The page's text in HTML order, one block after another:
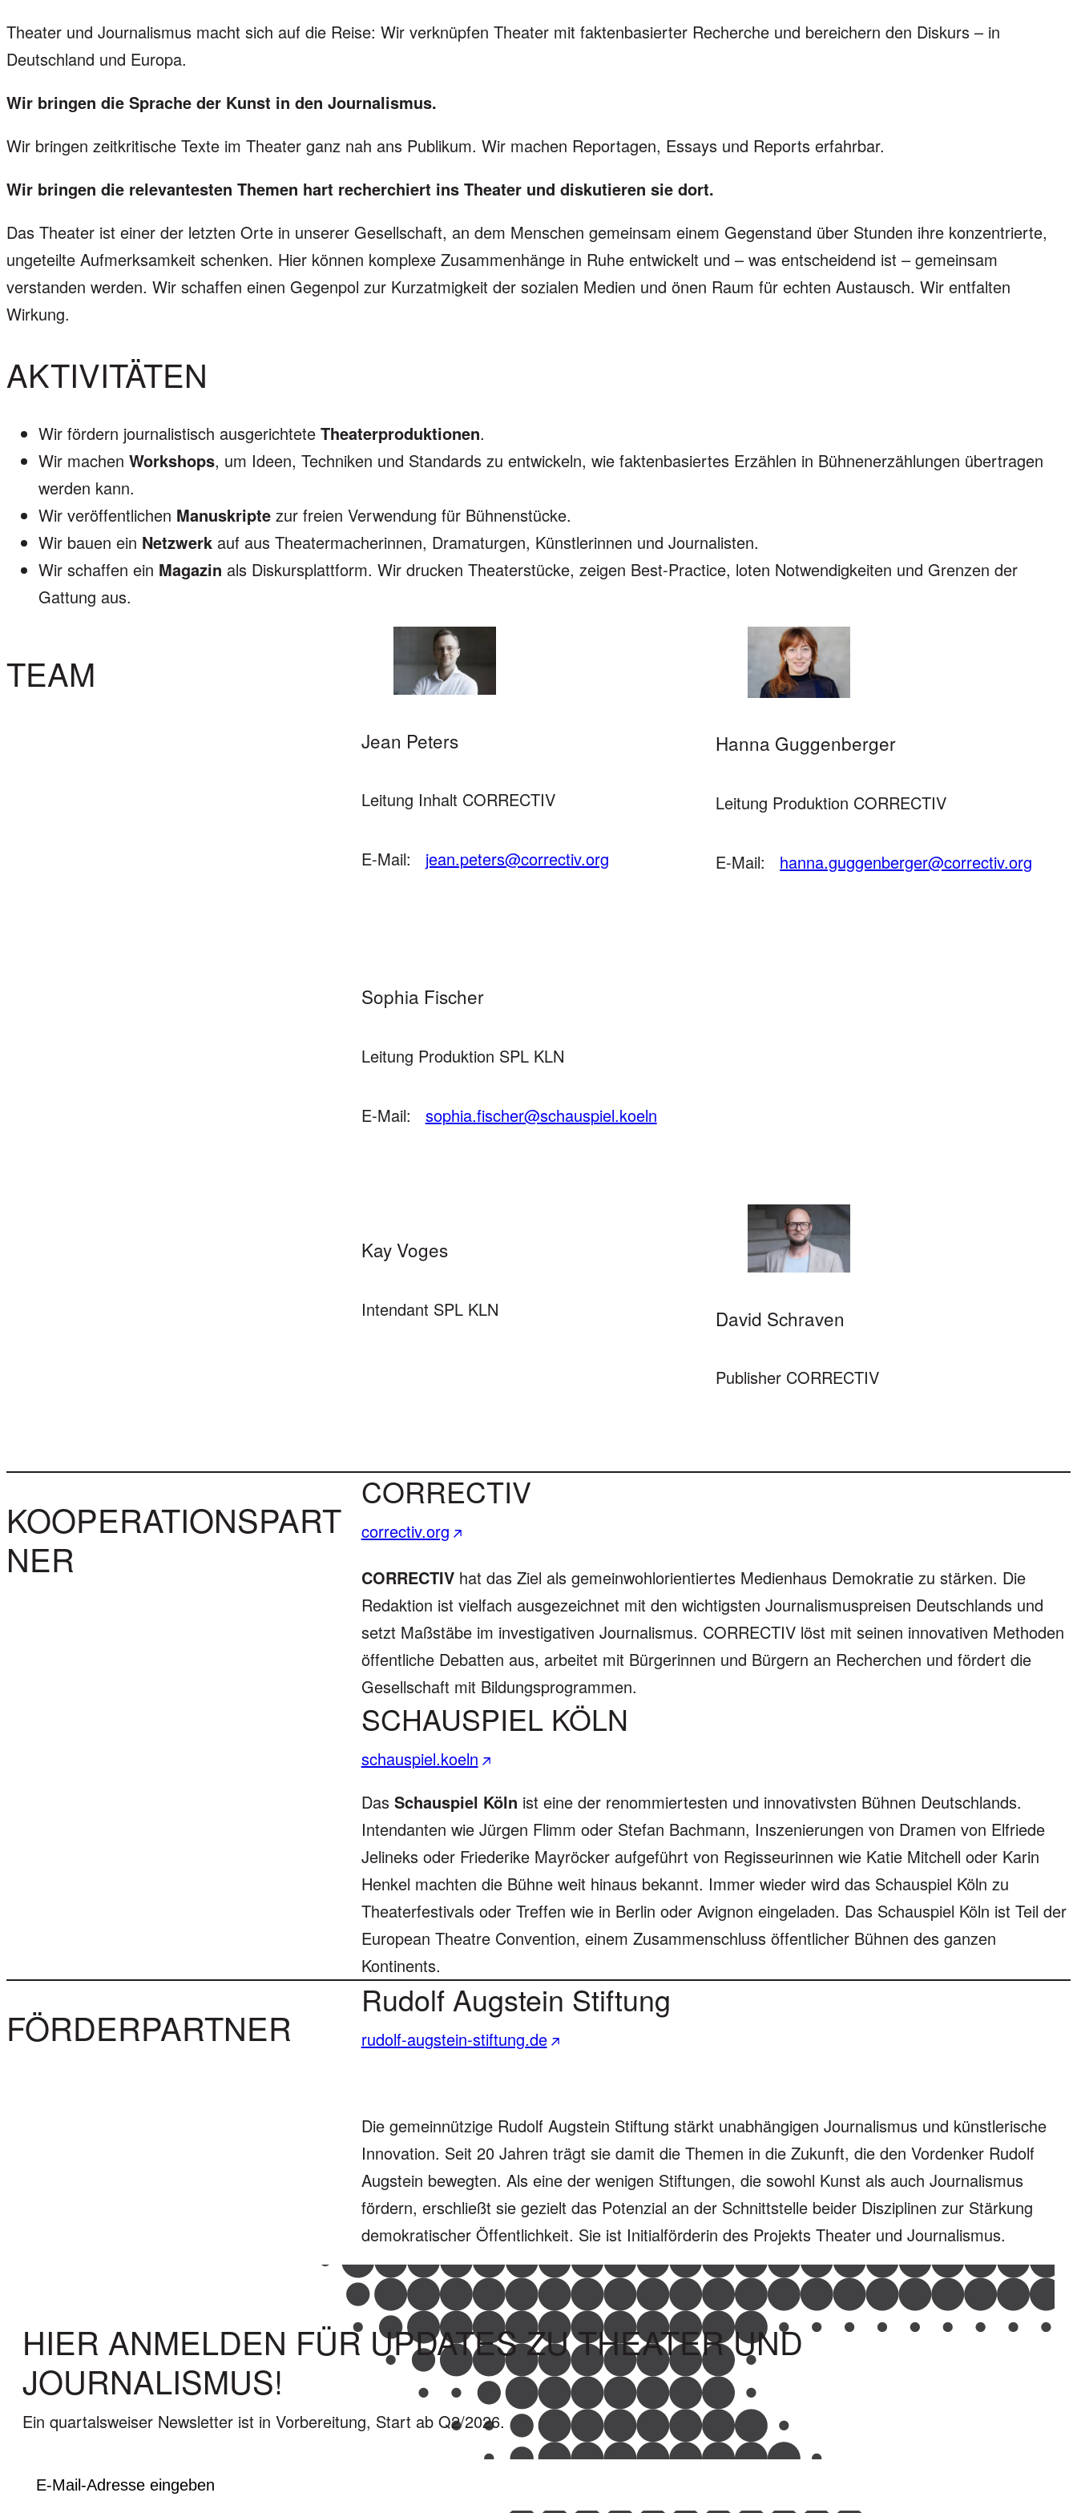
Theater und Journalismus macht sich auf die Reise: Wir verknüpfen Theater mit faktenbasierter Recherche und bereichern den Diskurs – in
Deutschland und Europa.
Wir bringen die Sprache der Kunst in den Journalismus.
Wir bringen zeitkritische Texte im Theater ganz nah ans Publikum. Wir machen Reportagen, Essays und Reports erfahrbar.
Wir bringen die relevantesten Themen hart recherchiert ins Theater und diskutieren sie dort.
Das Theater ist einer der letzten Orte in unserer Gesellschaft, an dem Menschen gemeinsam einem Gegenstand über Stunden ihre konzentrierte,
ungeteilte Aufmerksamkeit schenken. Hier können komplexe Zusammenhänge in Ruhe entwickelt und – was entscheidend ist – gemeinsam
verstanden werden. Wir schaffen einen Gegenpol zur Kurzatmigkeit der sozialen Medien und önen Raum für echten Austausch. Wir entfalten
Wirkung.
AKTIVITÄTEN
Wir fördern journalistisch ausgerichtete Theaterproduktionen.
Wir machen Workshops, um Ideen, Techniken und Standards zu entwickeln, wie faktenbasiertes Erzählen in Bühnenerzählungen übertragen
werden kann.
Wir veröffentlichen Manuskripte zur freien Verwendung für Bühnenstücke.
Wir bauen ein Netzwerk auf aus Theatermacherinnen, Dramaturgen, Künstlerinnen und Journalisten.
Wir schaffen ein Magazin als Diskursplattform. Wir drucken Theaterstücke, zeigen Best-Practice, loten Notwendigkeiten und Grenzen der
Gattung aus.
TEAM
Jean Peters
Leitung Inhalt CORRECTIV
E-Mail: jean.peters@correctiv.org
Hanna Guggenberger
Leitung Produktion CORRECTIV
E-Mail: hanna.guggenberger@correctiv.org
Sophia Fischer
Leitung Produktion SPL KLN
E-Mail: sophia.fischer@schauspiel.koeln
Kay Voges
Intendant SPL KLN David Schraven
Publisher CORRECTIV
KOOPERATIONSPART
NER
CORRECTIV
correctiv.org
CORRECTIVhat das Ziel als gemeinwohlorientiertes Medienhaus Demokratie zu stärken. Die
Redaktion ist vielfach ausgezeichnet mit den wichtigsten Journalismuspreisen Deutschlands und
setzt Maßstäbe im investigativen Journalismus. CORRECTIV löst mit seinen innovativen Methoden
öffentliche Debatten aus, arbeitet mit Bürgerinnen und Bürgern an Recherchen und fördert die
Gesellschaft mit Bildungsprogrammen.
SCHAUSPIEL KÖLN
schauspiel.koeln
Das Schauspiel Köln ist eine der renommiertesten und innovativsten Bühnen Deutschlands.
Intendanten wie Jürgen Flimm oder Stefan Bachmann, Inszenierungen von Dramen von Elfriede
Jelineks oder Friederike Mayröcker aufgeführt von Regisseurinnen wie Katie Mitchell oder Karin
Henkel machten die Bühne weit hinaus bekannt. Immer wieder wird das Schauspiel Köln zu
Theaterfestivals oder Treffen wie in Berlin oder Avignon eingeladen. Das Schauspiel Köln ist Teil der
European Theatre Convention, einem Zusammenschluss öffentlicher Bühnen des ganzen
Kontinents.
FÖRDERPARTNER
Rudolf Augstein Stiftung
rudolf-augstein-stiftung.de
Die gemeinnützige Rudolf Augstein Stiftung stärkt unabhängigen Journalismus und künstlerische
Innovation. Seit 20 Jahren trägt sie damit die Themen in die Zukunft, die den Vordenker Rudolf
Augstein bewegten. Als eine der wenigen Stiftungen, die sowohl Kunst als auch Journalismus
fördern, erschließt sie gezielt das Potenzial an der Schnittstelle beider Disziplinen zur Stärkung
demokratischer Öffentlichkeit. Sie ist Initialförderin des Projekts Theater und Journalismus.
HIER ANMELDEN FÜR UPDATES ZU THEATER UND
JOURNALISMUS!
Ein quartalsweiser Newsletter ist in Vorbereitung, Start ab Q2/2026.
Mail(erforderlich)